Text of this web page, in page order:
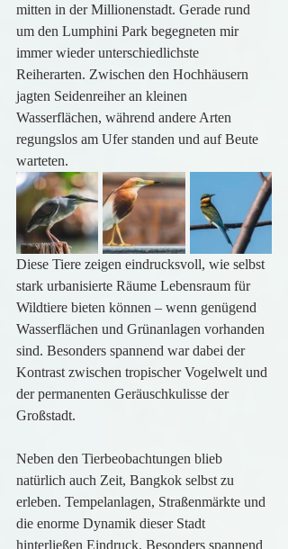
mitten in der Millionenstadt. Gerade rund
um den Lumphini Park begegneten mir
immer wieder unterschiedlichste
Reiherarten. Zwischen den Hochhäusern
jagten Seidenreiher an kleinen
Wasserflächen, während andere Arten
regungslos am Ufer standen und auf Beute
warteten.
Diese Tiere zeigen eindrucksvoll, wie selbst
stark urbanisierte Räume Lebensraum für
Wildtiere bieten können – wenn genügend
Wasserflächen und Grünanlagen vorhanden
sind. Besonders spannend war dabei der
Kontrast zwischen tropischer Vogelwelt und
der permanenten Geräuschkulisse der
Großstadt.
Neben den Tierbeobachtungen blieb
natürlich auch Zeit, Bangkok selbst zu
erleben. Tempelanlagen, Straßenmärkte und
die enorme Dynamik dieser Stadt
hinterließen Eindruck. Besonders spannend